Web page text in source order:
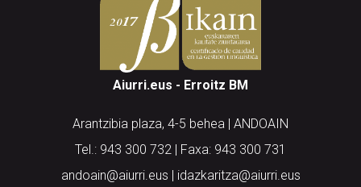
Aiurri.eus - Erroitz BM
Arantzibia plaza, 4-5 behea | ANDOAIN
Tel.: 943 300 732 | Faxa: 943 300 731
andoain@aiurri.eus | idazkaritza@aiurri.eus